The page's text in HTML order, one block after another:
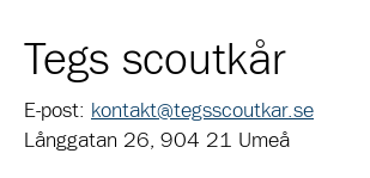
Tegs scoutkår
E-post: kontakt@tegsscoutkar.se
Långgatan 26, 904 21 Umeå